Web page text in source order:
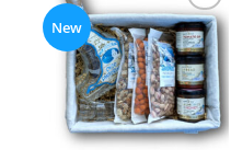
New
Add to
wishlist